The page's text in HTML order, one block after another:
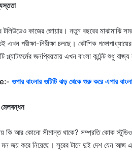
টলিউডেও কাজের জোয়ার। নতুন বছরের মাঝামাঝি
এখন পরীক্ষা-নিরীক্ষা চলছে। কৌশিক
প্ল্যাটফর্মের জনপ্রিয়তায় এখন বাংলা কন্টেন্ট শুধু
ওপার বাংলার ওটিটি ঝড় থেকে শুরু করে এপার
কি আর কোনো সীমান্ত থাকে? সম্প্রতি কোক
মন জয় করে নিয়েছে। সুরের টানে দুই দেশ যেন